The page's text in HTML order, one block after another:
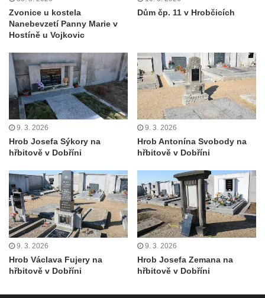
Zvonice u kostela
Nanebevzetí Panny Marie v
Hostíně u Vojkovic
Dům čp. 11 v Hrobčicích
9. 3. 2026
Hrob Josefa Sýkory na
hřbitově v Dobříni
9. 3. 2026
Hrob Antonína Svobody na
hřbitově v Dobříni
9. 3. 2026
Hrob Václava Fujery na
hřbitově v Dobříni
9. 3. 2026
Hrob Josefa Zemana na
hřbitově v Dobříni